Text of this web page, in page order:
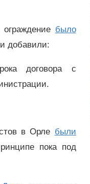
было
добавили:
договора с
в Орле были
пока под